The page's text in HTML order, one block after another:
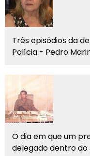
Três episódios da
Polícia - Pedro
O dia em que um
delegado dentro do